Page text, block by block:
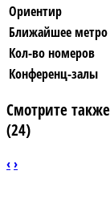
Ориентир
Ближайшее метро
Кол-во номеров
Конференц-залы
Смотрите
(24)
‹›